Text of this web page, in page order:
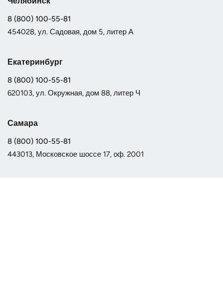
8 (800) 100-55-81
454028, ул. Садовая, дом 5, литер А
Екатеринбург
8 (800) 100-55-81
620103, ул. Окружная, дом 88, литер Ч
Самара
8 (800) 100-55-81
443013, Московское шоссе 17, оф. 2001